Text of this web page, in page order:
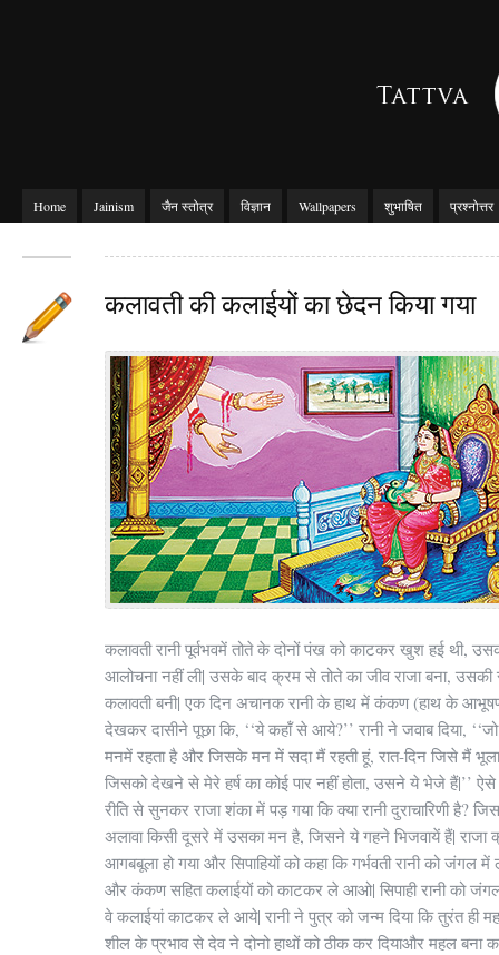
Home Jainism जैन स्तोत्र विज्ञान Wallpapers शुभाषित प्रश्नोत्तर
कलावती की कलाईयों का छेदन किया गया
कलावती रानी पूर्वभवमें तोते के दोनों पंख को काटकर खुश हई थी,
आलोचना नहीं ली| उसके बाद क्रम से तोते का जीव राजा बना, उसकी
कलावती बनी| एक दिन अचानक रानी के हाथ में कंकण (हाथ के
देखकर दासीने पूछा कि, ‘‘ये कहॉं से आये?’’ रानी ने जवाब दिया,
मनमें रहता है और जिसके मन में सदा मैं रहती हूं, रात-दिन जिसे मैं भूला
जिसको देखने से मेरे हर्ष का कोई पार नहीं होता, उसने ये भेजे हैं|’’ ऐसे
रीति से सुनकर राजा शंका में पड़ गया कि क्या रानी दुराचारिणी है?
अलावा किसी दूसरे में उसका मन है, जिसने ये गहने भिजवायें हैं| राजा
आगबबूला हो गया और सिपाहियों को कहा कि गर्भवती रानी को जंगल
और कंकण सहित कलाईयों को काटकर ले आओ| सिपाही रानी को
वे कलाईयां काटकर ले आये| रानी ने पुत्र को जन्म दिया कि तुरंत ही
शील के प्रभाव से देव ने दोनो हाथों को ठीक कर दियाऔर महल